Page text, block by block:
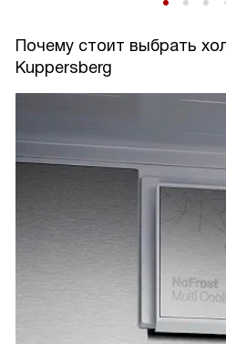
Почему стоит выбрать
Kuppersberg